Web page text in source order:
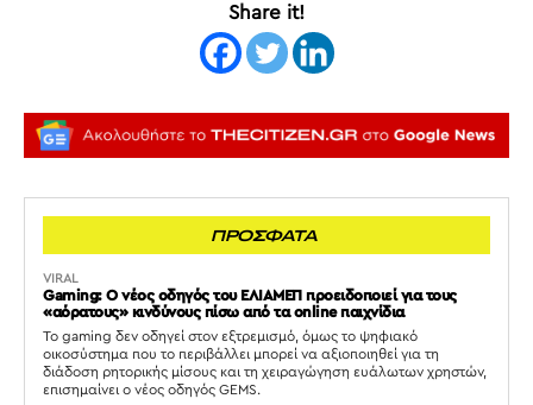
Share it!
ΠΡΟΣΦΑΤΑ
VIRAL
Gaming: Ο νέος οδηγός του ΕΛΙΑΜΕΠ προειδοποιεί για τους
«αόρατους» κινδύνους πίσω από τα online παιχνίδια
Το gaming δεν οδηγεί στον εξτρεμισμό, όμως το ψηφιακό
οικοσύστημα που το περιβάλλει μπορεί να αξιοποιηθεί για τη
διάδοση ρητορικής μίσους και τη χειραγώγηση ευάλωτων χρηστών,
επισημαίνει ο νέος οδηγός GEMS.